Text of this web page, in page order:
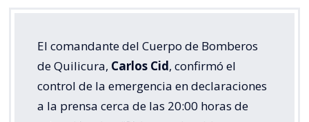
El comandante del Cuerpo de Bomberos
de Quilicura, Carlos Cid, confirmó el
control de la emergencia en declaraciones
a la prensa cerca de las 20:00 horas de